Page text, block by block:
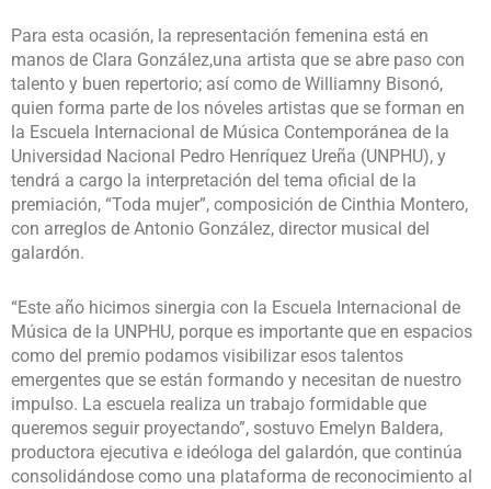
Para esta ocasión, la representación femenina está en
manos de Clara González,una artista que se abre paso con
talento y buen repertorio; así como de Williamny Bisonó,
quien forma parte de los nóveles artistas que se forman en
la Escuela Internacional de Música Contemporánea de la
Universidad Nacional Pedro Henríquez Ureña (UNPHU), y
tendrá a cargo la interpretación del tema oficial de la
premiación, “Toda mujer”, composición de Cinthia Montero,
con arreglos de Antonio González, director musical del
galardón.
“Este año hicimos sinergia con la Escuela Internacional de
Música de la UNPHU, porque es importante que en espacios
como del premio podamos visibilizar esos talentos
emergentes que se están formando y necesitan de nuestro
impulso. La escuela realiza un trabajo formidable que
queremos seguir proyectando”, sostuvo Emelyn Baldera,
productora ejecutiva e ideóloga del galardón, que continúa
consolidándose como una plataforma de reconocimiento al